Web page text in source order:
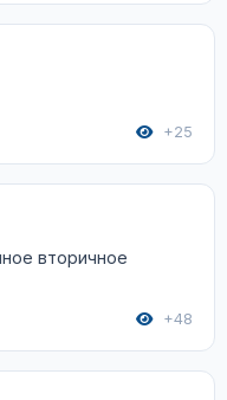
+25
вторичное
+48